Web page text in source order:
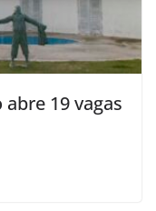
19 vagas